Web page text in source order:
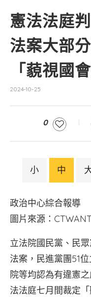
憲法法庭
法案大部
「藐視國
2024-10-25
0
小 中
政治中心綜合報導
圖片來源
立法院國民黨、民
法案，民進黨團51
院等均認為有違憲
法法庭七月間裁定